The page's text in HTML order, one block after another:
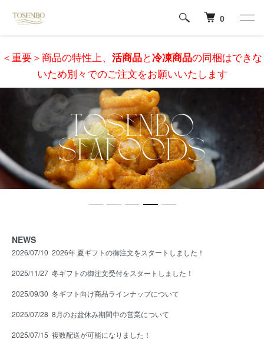
0
＜重要＞商品の特性上、 活商品と冷凍商品の同梱はできな
いため別々でのご注文をお願いいたします
NEWS
2026/07/10 2026年 夏ギフトの御注文をスタートしました！
2025/11/27 冬ギフトの御注文受付をスタートしました！
2025/09/30 冬ギフト向け商品ラインナップについて
2025/07/28 8月のお盆休み期間中の営業について
2025/07/15 複数配送が可能になりました！